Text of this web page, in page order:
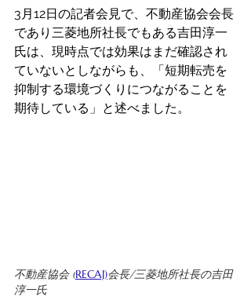
3月12日の記者会見で、不動産協会会長
であり三菱地所社長でもある吉田淳一
氏は、現時点では効果はまだ確認され
ていないとしながらも、「短期転売を
抑制する環境づくりにつながることを
期待している」と述べました。
不動産協会 (RECAJ)会長/三菱地所社長の吉田
淳一氏